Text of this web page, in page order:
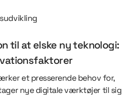
til at elske ny teknologi:
et presserende behov for,
nye digitale værktøjer til sig